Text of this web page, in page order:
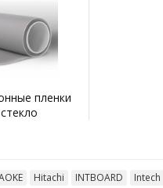
пленки
Hitachi INTBOARD Intech